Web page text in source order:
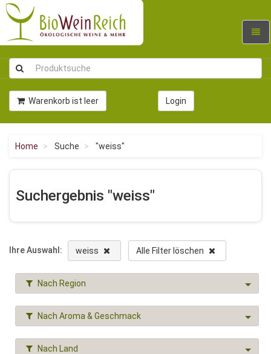
Warenkorb ist leer Login
Home Suche "weiss"
Suchergebnis "weiss"
Ihre Auswahl: weiss Alle Filter löschen
Nach Region
Nach Aroma & Geschmack
Nach Land